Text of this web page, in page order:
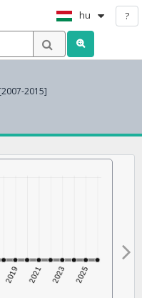
hu ?
2015]